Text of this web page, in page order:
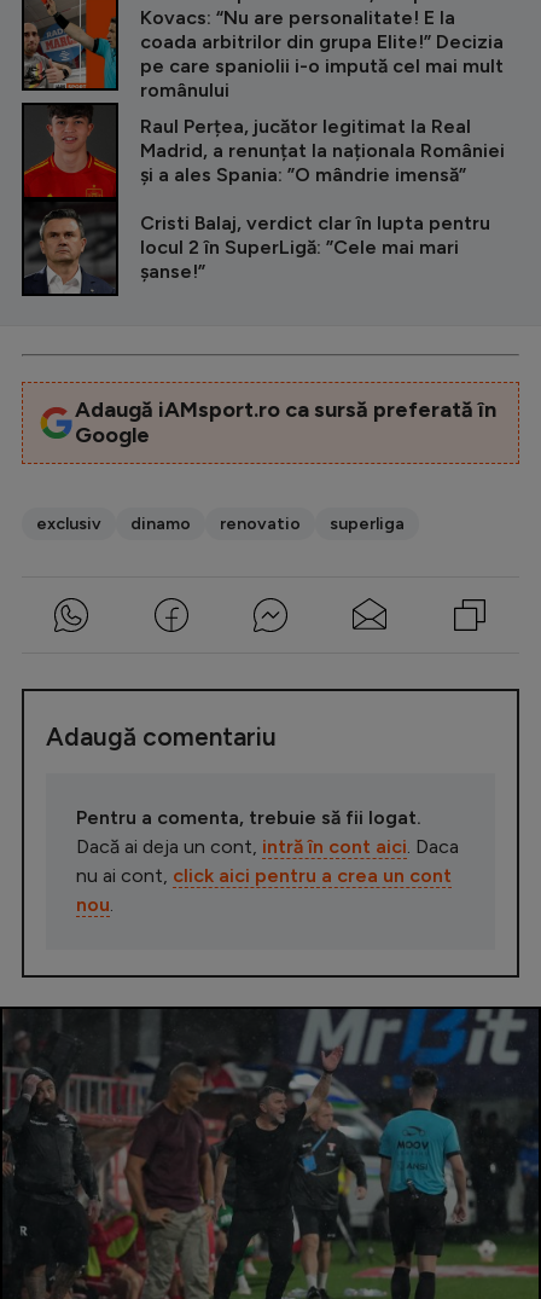
Kovacs: “Nu are personalitate! E la
coada arbitrilor din grupa Elite!” Decizia
pe care spaniolii i-o impută cel mai mult
românului
Raul Perțea, jucător legitimat la Real
Madrid, a renunțat la naționala României
și a ales Spania: ”O mândrie imensă”
Cristi Balaj, verdict clar în lupta pentru
locul 2 în SuperLigă: ”Cele mai mari
șanse!”
Adaugă iAMsport.ro ca sursă preferată în
Google
exclusiv dinamo renovatio superliga
Adaugă comentariu
Pentru a comenta, trebuie să fii logat.
Dacă ai deja un cont, intră în cont aici. Daca
nu ai cont, click aici pentru a crea un cont
nou.